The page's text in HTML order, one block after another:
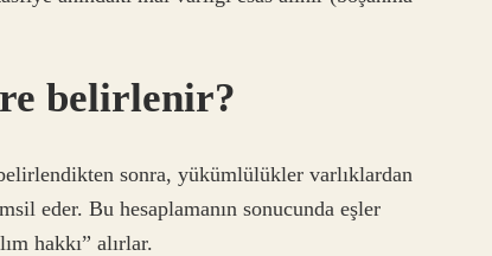
belirlenir?
sonra, yükümlülükler varlıklardan
eder. Bu hesaplamanın sonucunda eşler
hakkı” alırlar.